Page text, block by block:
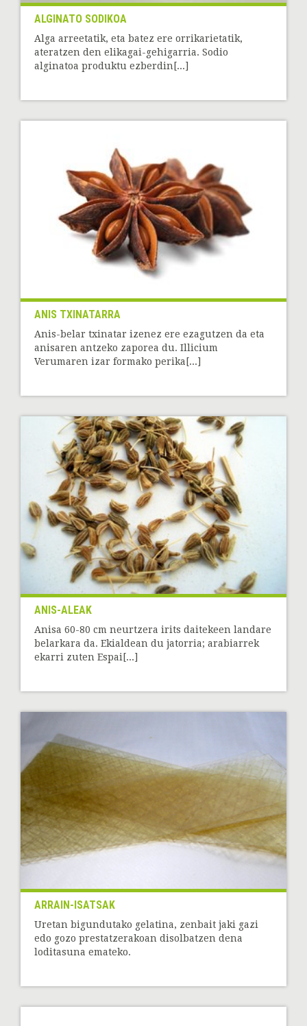
ALGINATO SODIKOA
Alga arreetatik, eta batez ere orrikarietatik,
ateratzen den elikagai-gehigarria. Sodio
alginatoa produktu ezberdin[...]
ANIS TXINATARRA
Anis-belar txinatar izenez ere ezagutzen da eta
anisaren antzeko zaporea du. Illicium
Verumaren izar formako perika[...]
ANIS-ALEAK
Anisa 60-80 cm neurtzera irits daitekeen landare
belarkara da. Ekialdean du jatorria; arabiarrek
ekarri zuten Espai[...]
ARRAIN-ISATSAK
Uretan bigundutako gelatina, zenbait jaki gazi
edo gozo prestatzerakoan disolbatzen dena
loditasuna emateko.